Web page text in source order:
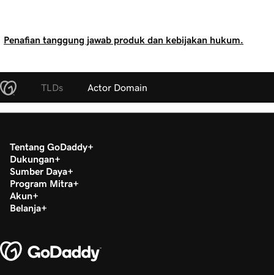
Penafian tanggung jawab produk dan kebijakan hukum.
TLDs Actor Domain
Tentang GoDaddy
Dukungan
Sumber Daya
Program Mitra
Akun
Belanja